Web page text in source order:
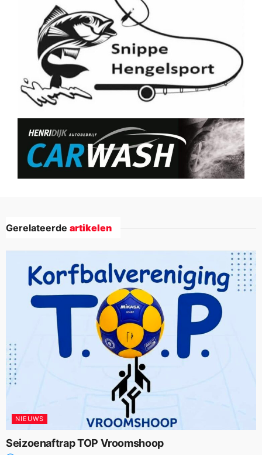
Gerelateerde artikelen
NIEUWS
Seizoenaftrap TOP Vroomshoop